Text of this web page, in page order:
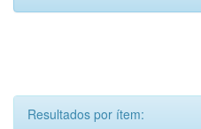
Resultados por ítem: